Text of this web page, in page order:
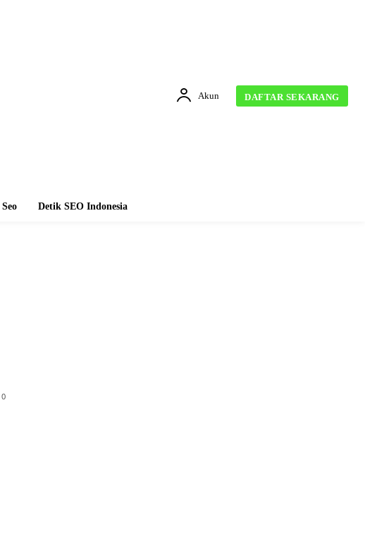
Akun DAFTAR SEKARANG
Seo Detik SEO Indonesia
0